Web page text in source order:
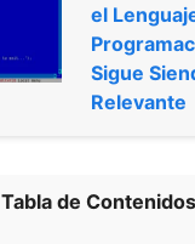
el
Sigue
Relevante
Tabla de Contenidos